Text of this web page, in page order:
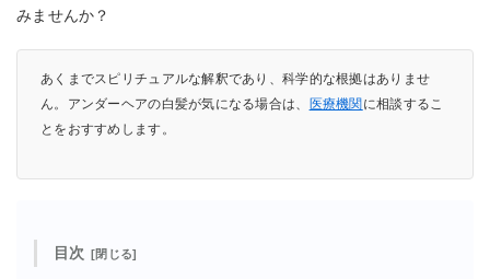
みませんか？
あくまでスピリチュアルな解釈であり、科学的な根拠はありませ
ん。アンダーヘアの白髪が気になる場合は、
医療機関 に相談するこ
とをおすすめします。
目次